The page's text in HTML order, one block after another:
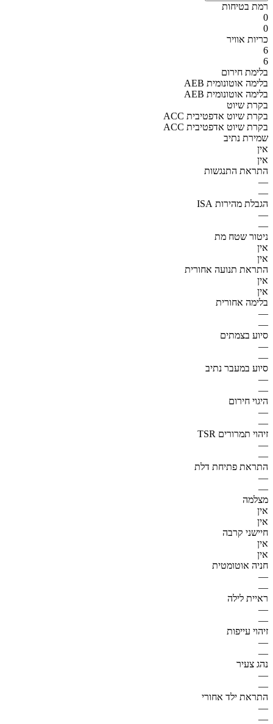
רמת בטיחות
0
0
כריות אוויר
6
6
בלימת חירום
AEB בלימה אוטונומית
AEB בלימה אוטונומית
בקרת שיוט
ACC בקרת שיוט אדפטיבית
ACC בקרת שיוט אדפטיבית
שמירת נתיב
אין
אין
התראת התנגשות
—
—
הגבלת מהירות ISA
—
—
ניטור שטח מת
אין
אין
התראת תנועה אחורית
אין
אין
בלימה אחורית
—
—
סיוע בצמתים
—
—
סיוע במעבר נתיב
—
—
היגוי חירום
—
—
זיהוי תמרורים TSR
—
—
התראת פתיחת דלת
—
—
מצלמה
אין
אין
חיישני קרבה
אין
אין
חניה אוטומטית
—
—
ראיית לילה
—
—
זיהוי עייפות
—
—
נהג צעיר
—
—
התראת ילד אחורי
—
—